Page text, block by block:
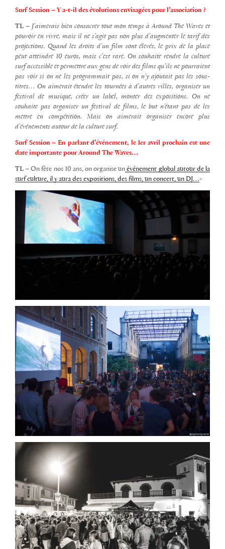
Surf Session – Y a-t-il des évolutions envisagées pour l’association ?
TL – J’aimerais bien consacrer tout mon temps à Around The Waves et
pouvoir en vivre, mais il ne s’agit pas non plus d’augmenter le tarif des
projections. Quand les droits d’un film sont élevés, le prix de la place
peut atteindre 10 euros, mais c’est rare. On souhaite rendre la culture
surf accessible et permettre aux gens de voir des films qu’ils ne pourraient
pas voir si on ne les programmait pas, si on n’y ajoutait pas les sous-
titres… On aimerait étendre les tournées à d’autres villes, organiser un
festival de musique, créer un label, monter des expositions. On ne
souhaite pas organiser un festival de films, le but n’étant pas de les
mettre en compétition. Mais on aimerait organiser encore plus
d’événements autour de la culture surf.
Surf Session – En parlant d’événement, le 1er avril prochain est une
date importante pour Around The Waves…
TL –On fête nos 10 ans, on organise un événement global autour de la
surf culture, il y aura des expositions, des films, un concert, un DJ…«